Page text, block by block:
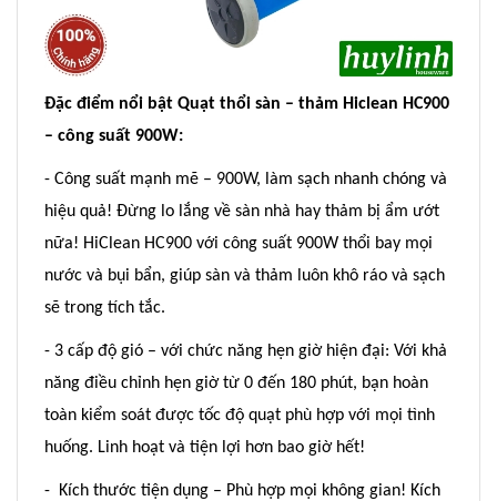
Đặc điểm nổi bật Quạt thổi sàn – thảm Hiclean HC900
– công suất 900W:
- Công suất mạnh mẽ – 900W, làm sạch nhanh chóng và
hiệu quả! Đừng lo lắng về sàn nhà hay thảm bị ẩm ướt
nữa! HiClean HC900 với công suất 900W thổi bay mọi
nước và bụi bẩn, giúp sàn và thảm luôn khô ráo và sạch
sẽ trong tích tắc.
- 3 cấp độ gió – với chức năng hẹn giờ hiện đại: Với khả
năng điều chỉnh hẹn giờ từ 0 đến 180 phút, bạn hoàn
toàn kiểm soát được tốc độ quạt phù hợp với mọi tình
huống. Linh hoạt và tiện lợi hơn bao giờ hết!
- Kích thước tiện dụng – Phù hợp mọi không gian! Kích